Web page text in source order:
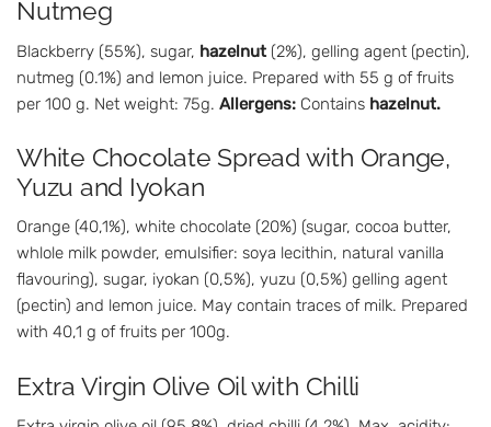
Nutmeg
Blackberry (55%), sugar, hazelnut (2%), gelling agent (pectin),
nutmeg (0.1%) and lemon juice. Prepared with 55 g of fruits
per 100 g. Net weight: 75g. Allergens: Contains hazelnut.
White Chocolate Spread with Orange,
Yuzu and Iyokan
Orange (40,1%), white chocolate (20%) (sugar, cocoa butter,
whlole milk powder, emulsifier: soya lecithin, natural vanilla
flavouring), sugar, iyokan (0,5%), yuzu (0,5%) gelling agent
(pectin) and lemon juice. May contain traces of milk. Prepared
with 40,1 g of fruits per 100g.
Extra Virgin Olive Oil with Chilli